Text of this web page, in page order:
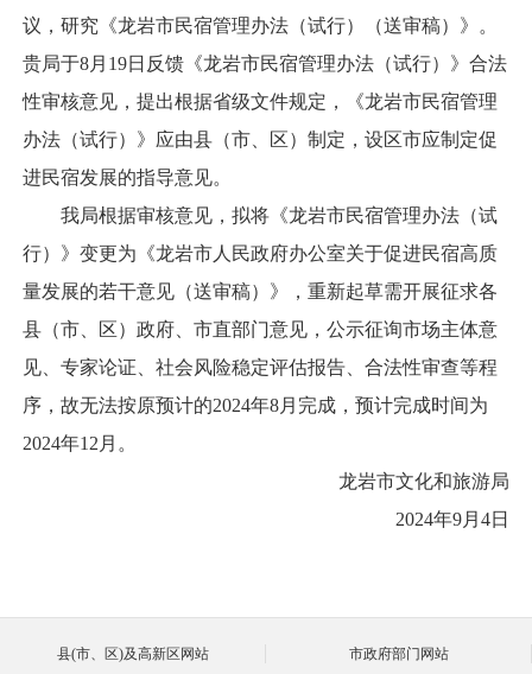
议，研究《龙岩市民宿管理办法（试行）（送审稿）》。
贵局于8月19日反馈《龙岩市民宿管理办法（试行）》合法
性审核意见，提出根据省级文件规定，《龙岩市民宿管理
办法（试行）》应由县（市、区）制定，设区市应制定促
进民宿发展的指导意见。
我局根据审核意见，拟将《龙岩市民宿管理办法（试
行）》变更为《龙岩市人民政府办公室关于促进民宿高质
量发展的若干意见（送审稿）》，重新起草需开展征求各
县（市、区）政府、市直部门意见，公示征询市场主体意
见、专家论证、社会风险稳定评估报告、合法性审查等程
序，故无法按原预计的2024年8月完成，预计完成时间为
2024年12月。
龙岩市文化和旅游局
2024年9月4日
县(市、区)及高新区网站 市政府部门网站